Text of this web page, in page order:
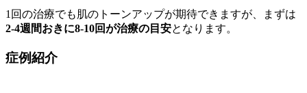
1回の治療でも肌のトーンアップが期待できますが、まずは
2-4週間おきに8-10回が治療の目安となります。
症例紹介